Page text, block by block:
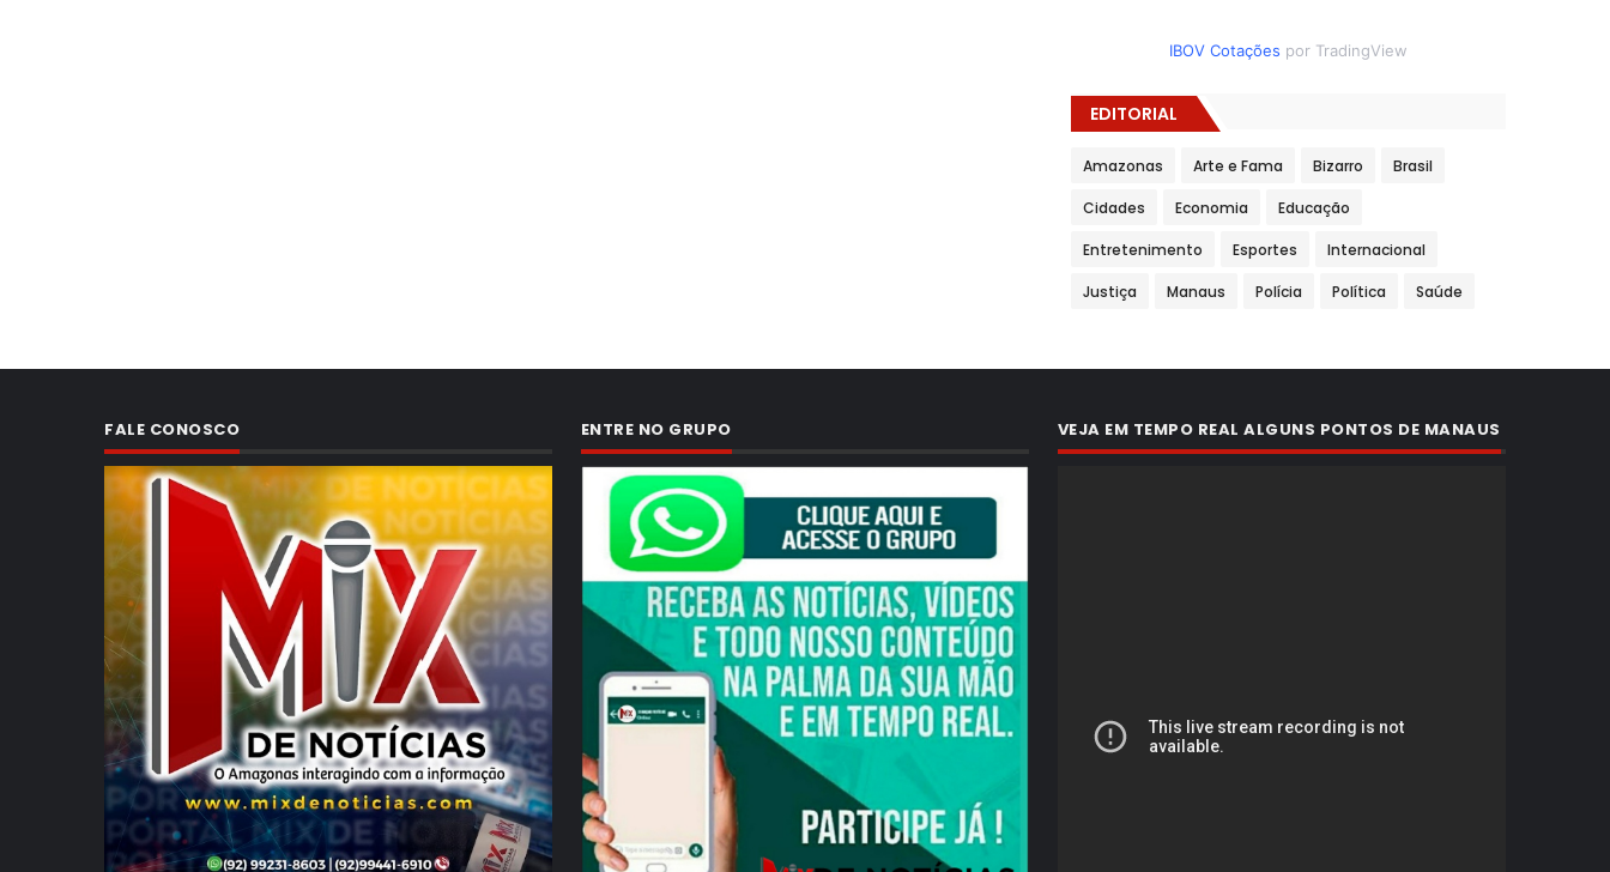
IBOV Cotações por TradingView
EDITORIAL
Amazonas Arte e Fama Bizarro Brasil
Cidades Economia Educação
Entretenimento Esportes Internacional
Justiça Manaus Polícia Política Saúde
FALE CONOSCO ENTRE NO GRUPO VEJA EM TEMPO REAL ALGUNS PONTOS DE MANAUS